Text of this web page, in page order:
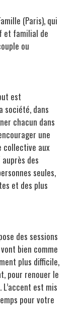
(Paris), qui
et familial de
ou
est
société, dans
chacun dans
une
collective aux
des
seules,
et des plus
des sessions
bien comme
plus difficile,
pour renouer le
est mis
pour votre